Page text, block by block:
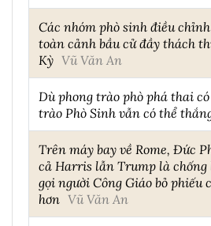
Các nhóm phò sinh điều
toàn cảnh bầu cử đầy thách
Kỳ Vũ Văn An
Dù phong trào phò phá thai
trào Phò Sinh vẫn có thể
Trên máy bay về Rome, Đức
cả Harris lẫn Trump là chống
gọi người Công Giáo bỏ phiếu
hơn Vũ Văn An